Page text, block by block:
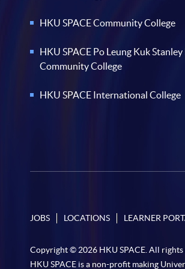
HKU SPACE Community College
HKU SPACE Po Leung Kuk Stanley
Community College
HKU SPACE International College
JOBS LOCATIONS LEARNER
Copyright © 2026 HKU SPACE. All rights
HKU SPACE is a non-profit making